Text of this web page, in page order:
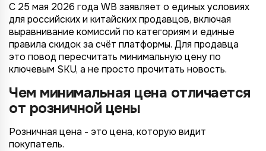
С 25 мая 2026 года WB заявляет о единых условиях
для российских и китайских продавцов, включая
выравнивание комиссий по категориям и единые
правила скидок за счёт платформы. Для продавца
это повод пересчитать минимальную цену по
ключевым SKU, а не просто прочитать новость.
Чем минимальная цена отличается
от розничной цены
Розничная цена - это цена, которую видит
покупатель.